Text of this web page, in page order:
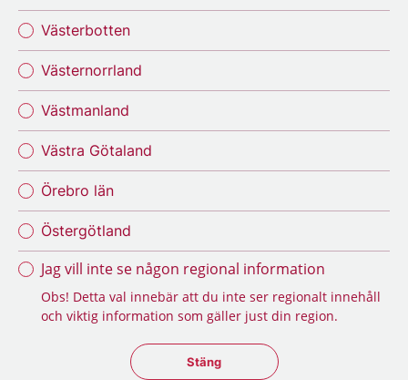
Västerbotten
Västernorrland
Västmanland
Västra Götaland
Örebro län
Östergötland
Jag vill inte se någon regional information
Obs! Detta val innebär att du inte ser regionalt innehåll
och viktig information som gäller just din region.
Stäng regionsväljaren
Stäng